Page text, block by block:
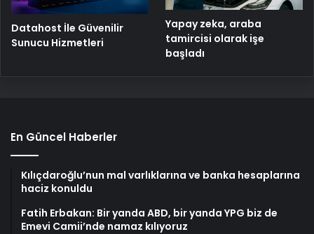
Datahost İle Güvenilir
Sunucu Hizmetleri
Yapay zeka, araba
tamircisi olarak işe
başladı
En Güncel Haberler
Kılıçdaroğlu’nun mal varlıklarına ve banka hesaplarına
haciz konuldu
Fatih Erbakan: Bir yanda ABD, bir yanda YPG biz de
Emevi Camii’nde namaz kılıyoruz